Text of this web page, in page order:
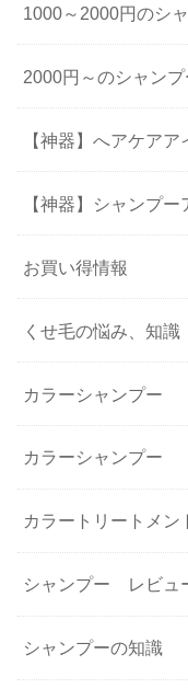
1000～2000円のシ
2000円～のシャンプ
【神器】へアケアア
【神器】シャンプー
お買い得情報
くせ毛の悩み、知識
カラーシャンプー
カラーシャンプー
カラートリートメン
シャンプー レビュ
シャンプーの知識